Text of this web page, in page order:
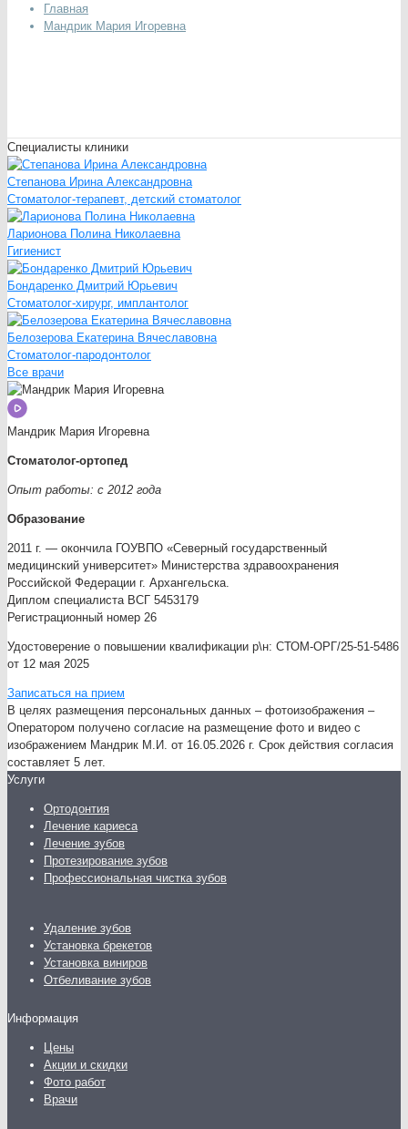
Главная
Мандрик Мария Игоревна
Специалисты клиники
Степанова Ирина Александровна
Стоматолог-терапевт, детский стоматолог
Ларионова Полина Николаевна
Гигиенист
Бондаренко Дмитрий Юрьевич
Стоматолог-хирург, имплантолог
Белозерова Екатерина Вячеславовна
Стоматолог-пародонтолог
Все врачи
Мандрик Мария Игоревна
Стоматолог-ортопед
Опыт работы: с 2012 года
Образование
2011 г. — окончила ГОУВПО «Северный государственный
медицинский университет» Министерства здравоохранения
Российской Федерации г. Архангельска.
Диплом специалиста ВСГ 5453179
Регистрационный номер 26
Удостоверение о повышении квалификации р\н: СТОМ-ОРГ/25-51-5486
от 12 мая 2025
Записаться на прием
В целях размещения персональных данных – фотоизображения –
Оператором получено согласие на размещение фото и видео с
изображением Мандрик М.И. от 16.05.2026 г. Срок действия согласия
составляет 5 лет.
Услуги
Ортодонтия
Лечение кариеса
Лечение зубов
Протезирование зубов
Профессиональная чистка зубов
Удаление зубов
Установка брекетов
Установка виниров
Отбеливание зубов
Информация
Цены
Акции и скидки
Фото работ
Врачи